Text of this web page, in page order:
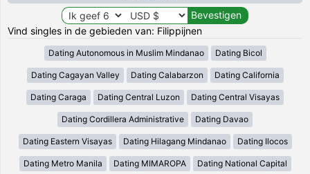
Vind singles in de gebieden van: Filippijnen
Dating Autonomous in Muslim Mindanao Dating Bicol
Dating Cagayan Valley Dating Calabarzon Dating California
Dating Caraga Dating Central Luzon Dating Central Visayas
Dating Cordillera Administrative Dating Davao
Dating Eastern Visayas Dating Hilagang Mindanao Dating Ilocos
Dating Metro Manila Dating MIMAROPA Dating National Capital